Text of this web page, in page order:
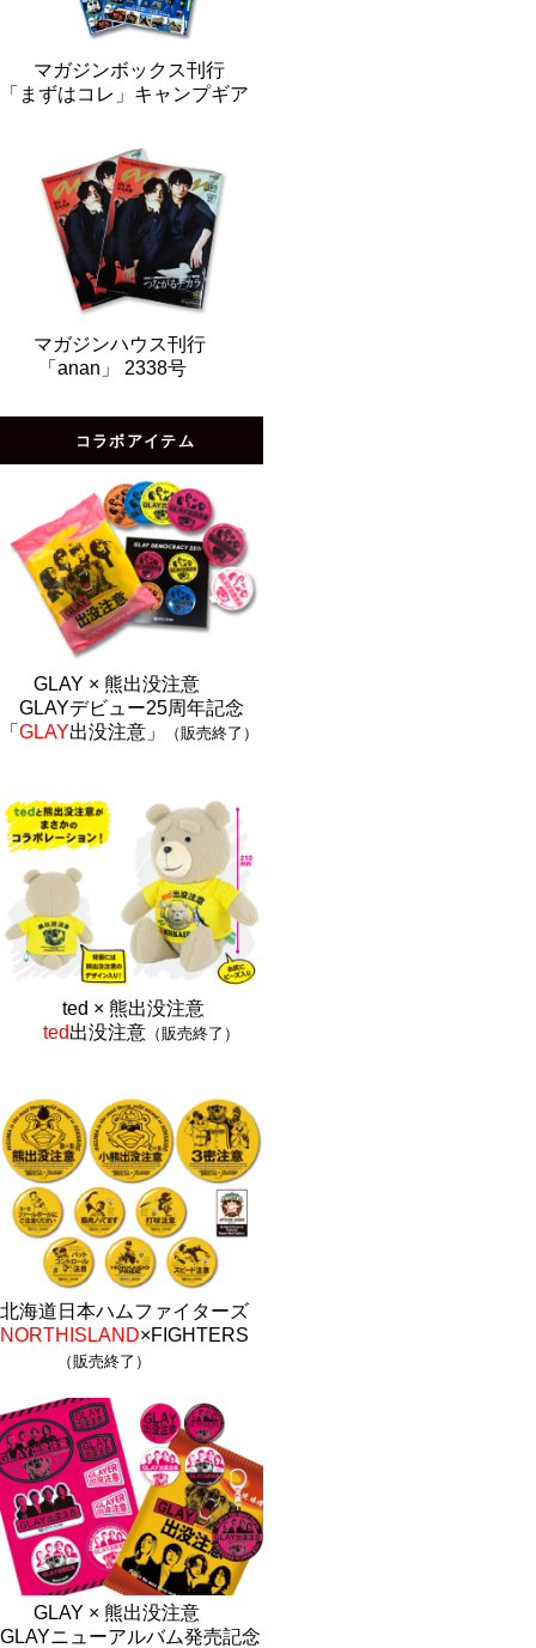
マガジンボックス刊行
「まずはコレ」キャンプギア
マガジンハウス刊行
「anan」 2338号
コラボアイテム
GLAY × 熊出没注意
GLAYデビュー25周年記念
「 GLAY出没注意」 （販売終了）
ted × 熊出没注意
ted出没注意 （販売終了）
北海道日本ハムファイターズ
NORTHISLAND×FIGHTERS
（販売終了）
GLAY × 熊出没注意
GLAYニューアルバム発売記念